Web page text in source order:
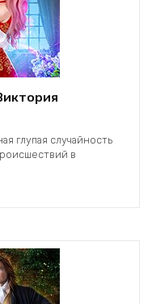
глупая случайность
в